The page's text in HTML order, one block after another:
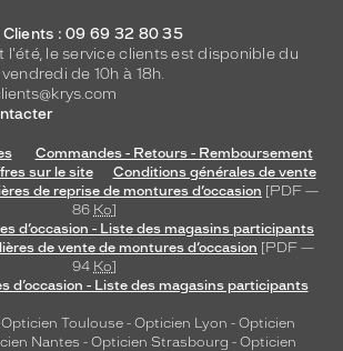
: 09 69 32 80 35
l'été, le service clients est disponible du
vendredi de 10h à 18h.
Commandes - Retours - Remboursement
sur le site
Conditions générales de vente
de reprise de montures d’occasion [PDF —
86 Ko]
d’occasion - Liste des magasins participants
de vente de montures d’occasion [PDF —
94 Ko]
d’occasion - Liste des magasins participants
Opticien Toulouse- Opticien Lyon - Opticien
Nantes - Opticien Strasbourg - Opticien